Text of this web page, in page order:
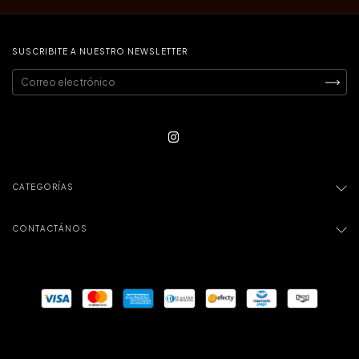
SUSCRIBITE A NUESTRO NEWSLETTER
CATEGORÍAS
CONTACTÁNOS